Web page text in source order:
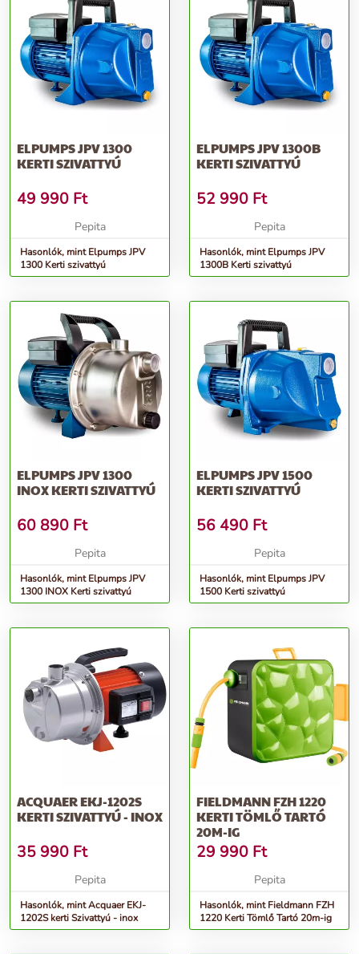
ELPUMPS JPV 1300
KERTI SZIVATTYÚ
49 990 Ft
Pepita
Hasonlók, mint Elpumps JPV
1300 Kerti szivattyú
ELPUMPS JPV 1300B
KERTI SZIVATTYÚ
52 990 Ft
Pepita
Hasonlók, mint Elpumps JPV
1300B Kerti szivattyú
ELPUMPS JPV 1300
INOX KERTI SZIVATTYÚ
60 890 Ft
Pepita
Hasonlók, mint Elpumps JPV
1300 INOX Kerti szivattyú
ELPUMPS JPV 1500
KERTI SZIVATTYÚ
56 490 Ft
Pepita
Hasonlók, mint Elpumps JPV
1500 Kerti szivattyú
ACQUAER EKJ-1202S
KERTI SZIVATTYÚ - INOX
35 990 Ft
Pepita
Hasonlók, mint Acquaer EKJ-
1202S kerti Szivattyú - inox
FIELDMANN FZH 1220
KERTI TÖMLŐ TARTÓ
20M-IG
29 990 Ft
Pepita
Hasonlók, mint Fieldmann FZH
1220 Kerti Tömlő Tartó 20m-ig